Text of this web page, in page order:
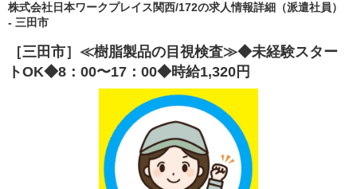
株式会社日本ワークプレイス関西/172の求人情報詳細（派遣社員）
- 三田市
［三田市］≪樹脂製品の目視検査≫◆未経験スター
トOK◆8：00〜17：00◆時給1,320円